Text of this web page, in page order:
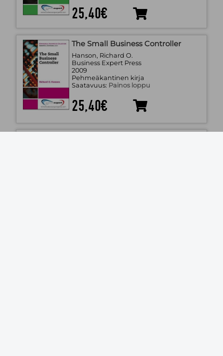
25,40€
The Small Business Controller
Hanson, Richard O.
Business Expert Press
2009
Pehmeäkantinen kirja
Saatavuus: Painos loppu
25,40€